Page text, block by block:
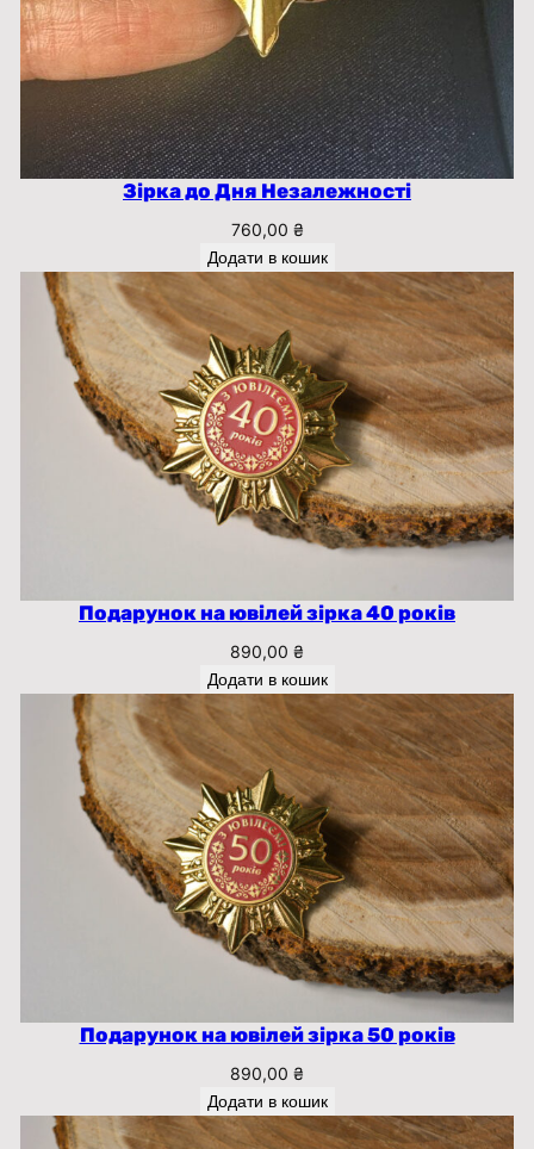
ь
к
і
Зірка до Дня Незалежності
760,00 ₴
Додати в кошик
Подарунок на ювілей зірка 40 років
890,00 ₴
Додати в кошик
Подарунок на ювілей зірка 50 років
890,00 ₴
Додати в кошик